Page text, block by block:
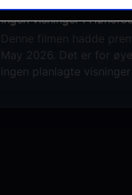
Ingen visninger i
May 2026. Det er for
ingen planlagte